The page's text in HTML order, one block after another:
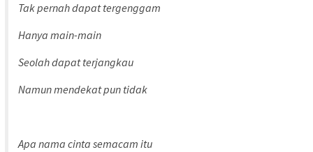
Tak pernah dapat tergenggam
Hanya main-main
Seolah dapat terjangkau
Namun mendekat pun tidak
Apa nama cinta semacam itu